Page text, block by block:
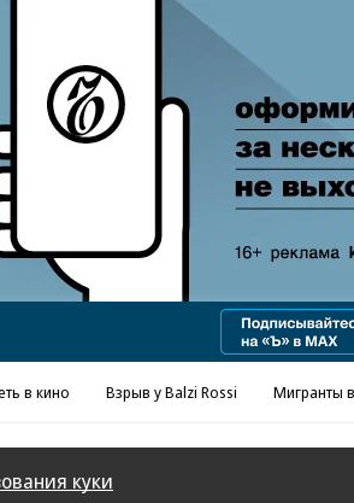
в «Ъ» www.kommersant.ru/ad
в кино Взрыв у Balzi Rossi Мигранты
куки